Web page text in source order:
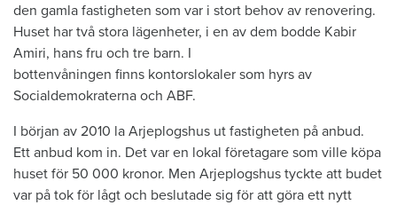
den gamla fastigheten som var i stort behov av renovering.
Huset har två stora lägenheter, i en av dem bodde Kabir
Amiri, hans fru och tre barn. I
bottenvåningen finns kontorslokaler som hyrs av
Socialdemokraterna och ABF.
I början av 2010 la Arjeplogshus ut fastigheten på anbud.
Ett anbud kom in. Det var en lokal företagare som ville köpa
huset för 50 000 kronor. Men Arjeplogshus tyckte att budet
var på tok för lågt och beslutade sig för att göra ett nytt